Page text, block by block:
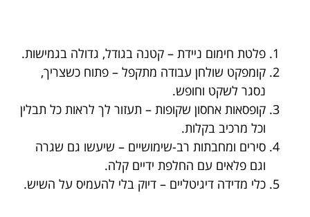
פלטת חימום ניידת – קטנה בגודל, גדולה בגמישות.
קומפקט שולחן עבודה מתקפל – פתוח כשצריך,
נסגר לשקט וחופש.
קופסאות אחסון שקופות – תעזור לך לראות כל תבלין
וכל מרכיב בקלות.
סירים ומחבתות רב-שימושיים – שיעשו גם שגרה
וגם פלאים עם החלפת ידיים קלה.
כלי מדידה דיגיטליים – דיוק בלי להעמיס על השיש.